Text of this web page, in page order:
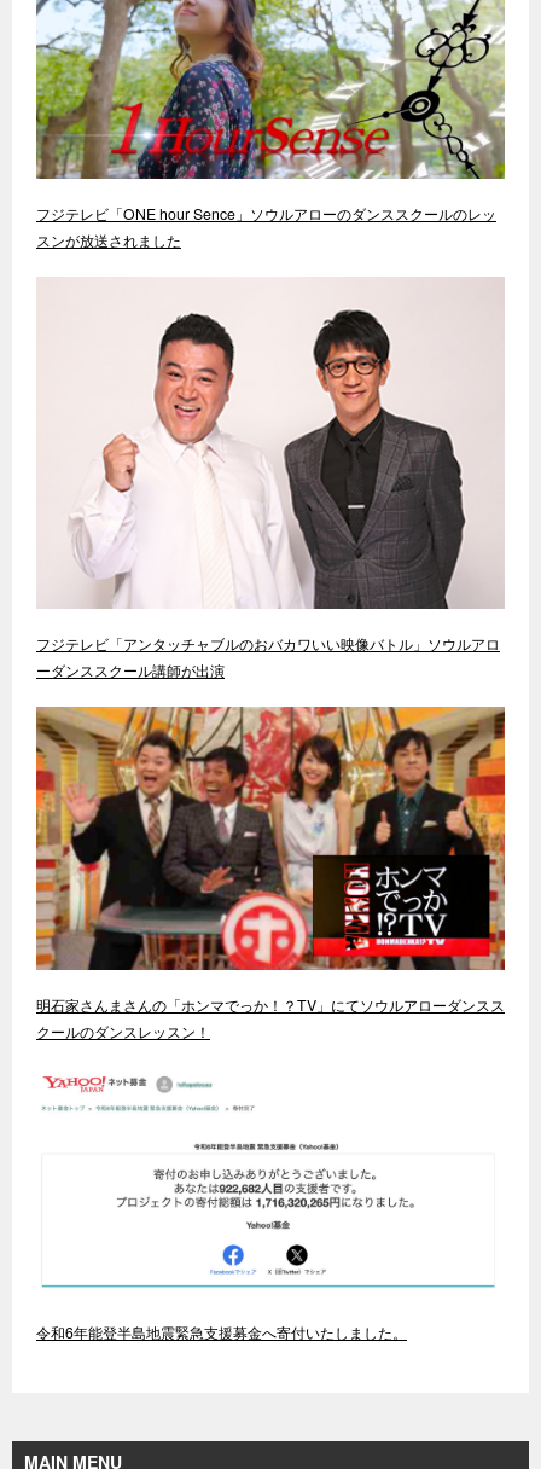
フジテレビ「ONE hour Sence」ソウルアローのダンススクールのレッ
スンが放送されました
フジテレビ「アンタッチャブルのおバカワいい映像バトル」ソウルアロ
ーダンススクール講師が出演
明石家さんまさんの「ホンマでっか！？TV」にてソウルアローダンスス
クールのダンスレッスン！
令和6年能登半島地震緊急支援募金へ寄付いたしました。
MAIN MENU